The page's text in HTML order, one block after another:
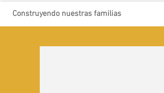
Construyendo nuestras familias